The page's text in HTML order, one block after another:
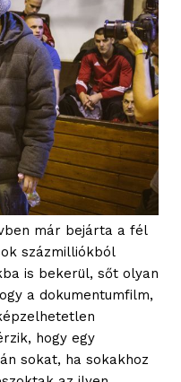
már bejárta a fél
százmilliókból
is bekerül, sőt olyan
a dokumentumfilm,
hogy egy
sokat, ha sokakhoz